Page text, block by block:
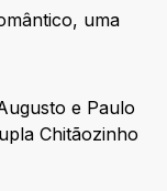
uma
e Paulo
Chitãozinho